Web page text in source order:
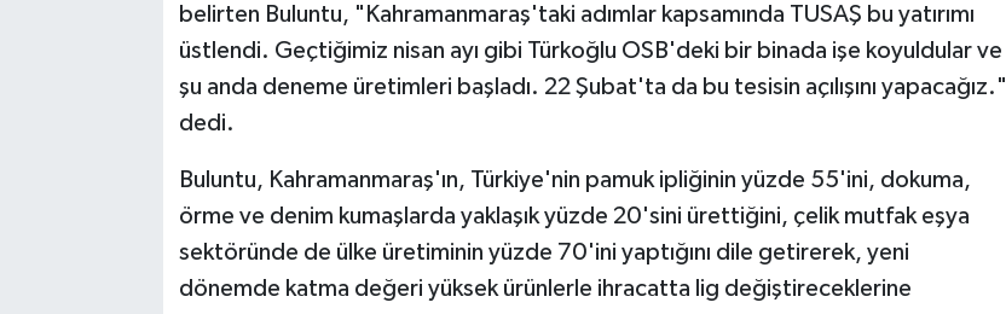
belirten Buluntu, "Kahramanmaraş'taki adımlar kapsamında TUSAŞ bu yatırımı
üstlendi. Geçtiğimiz nisan ayı gibi Türkoğlu OSB'deki bir binada işe koyuldular ve
şu anda deneme üretimleri başladı. 22 Şubat'ta da bu tesisin açılışını yapacağız."
dedi.
Buluntu, Kahramanmaraş'ın, Türkiye'nin pamuk ipliğinin yüzde 55'ini, dokuma,
örme ve denim kumaşlarda yaklaşık yüzde 20'sini ürettiğini, çelik mutfak eşya
sektöründe de ülke üretiminin yüzde 70'ini yaptığını dile getirerek, yeni
dönemde katma değeri yüksek ürünlerle ihracatta lig değiştireceklerine